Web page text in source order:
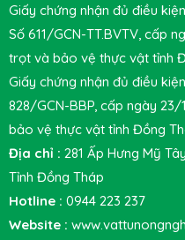
Giấy chứng nhận đủ điều
Số 611/GCN-TT.BVTV, cấp
trọt và bảo vệ thực vật tỉnh
Giấy chứng nhận đủ điều
828/GCN-BBP, cấp ngày
bảo vệ thực vật tỉnh Đồng
Địa chỉ : 281 Ấp Hưng Mỹ
Tỉnh Đồng Tháp
Hotline : 0944 223 237
Website :